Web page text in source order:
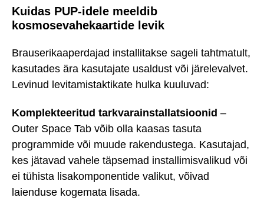
Kuidas PUP-idele meeldib
kosmosevahekaartide levik
Brauserikaaperdajad installitakse sageli tahtmatult,
kasutades ära kasutajate usaldust või järelevalvet.
Levinud levitamistaktikate hulka kuuluvad:
Komplekteeritud tarkvarainstallatsioonid –
Outer Space Tab võib olla kaasas tasuta
programmide või muude rakendustega. Kasutajad,
kes jätavad vahele täpsemad installimisvalikud või
ei tühista lisakomponentide valikut, võivad
laienduse kogemata lisada.